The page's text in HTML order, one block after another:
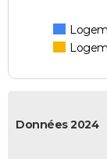
Données 2024